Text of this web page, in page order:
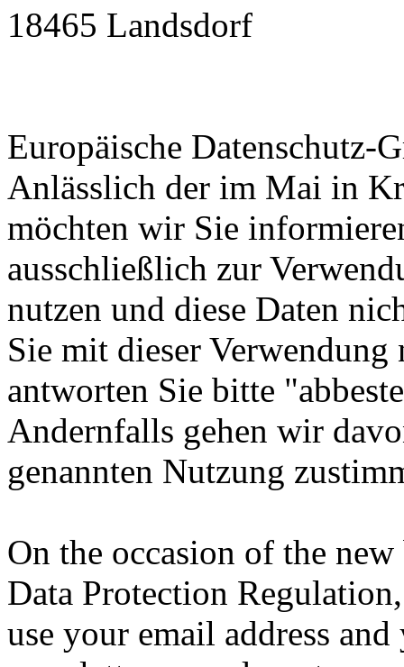
18465 Landsdorf
Europäische Datenschutz-
Anlässlich der im Mai in
möchten wir Sie
ausschließlich zur
nutzen und diese Daten
Sie mit dieser
antworten Sie bitte
Andernfalls gehen wir
genannten Nutzung
On the occasion of the
Data Protection
use your email address